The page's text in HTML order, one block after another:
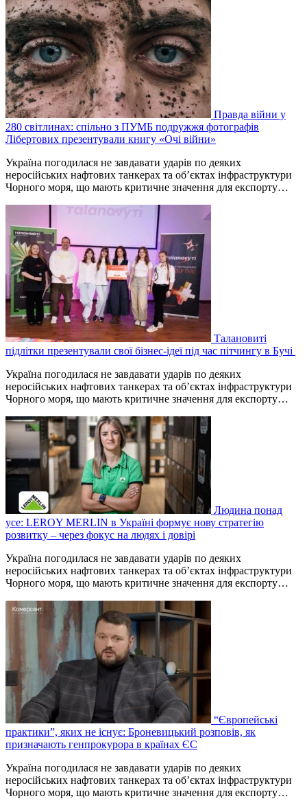
Правда війни у
280 світлинах: спільно з ПУМБ подружжя фотографів
Лібертових презентували книгу «Очі війни»
Україна погодилася не завдавати ударів по деяких
неросійських нафтових танкерах та об’єктах інфраструктури
Чорного моря, що мають критичне значення для експорту…
Талановиті
підлітки презентували свої бізнес-ідеї під час пітчингу в Бучі
Україна погодилася не завдавати ударів по деяких
неросійських нафтових танкерах та об’єктах інфраструктури
Чорного моря, що мають критичне значення для експорту…
Людина понад
усе: LEROY MERLIN в Україні формує нову стратегію
розвитку – через фокус на людях і довірі
Україна погодилася не завдавати ударів по деяких
неросійських нафтових танкерах та об’єктах інфраструктури
Чорного моря, що мають критичне значення для експорту…
“Європейські
практики”, яких не існує: Броневицький розповів, як
призначають генпрокурора в країнах ЄС
Україна погодилася не завдавати ударів по деяких
неросійських нафтових танкерах та об’єктах інфраструктури
Чорного моря, що мають критичне значення для експорту…